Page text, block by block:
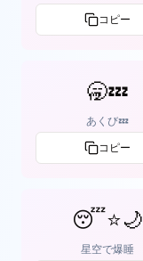
コピー
🥱💤
あくび💤
コピー
😴⭐🌙
星空で爆睡